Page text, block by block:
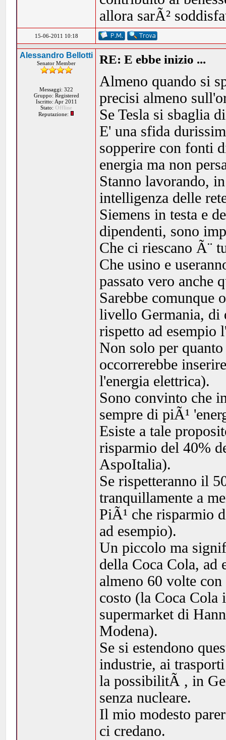
allora sarÃ²
15-06-2011 10:18
Alessandro Bellotti
Senator Member
Messaggi: 322
Gruppo: Registered
Iscritto: Apr 2011
Stato: Offline
Reputazione:
RE: E ebbe inizio ...
Almeno quando si
precisi almeno
Se Tesla si sbaglia
E' una sfida
sopperire con fonti
energia ma non
Stanno lavorando,
intelligenza delle
Siemens in testa e
dipendenti, sono
Che ci riescano Ã¨
Che usino e
passato vero anche
Sarebbe comunque
livello Germania, di
rispetto ad esempio
Non solo per
occorrerebbe
l'energia elettrica).
Sono convinto che
sempre di piÃ¹
Esiste a tale
risparmio del 40%
AspoItalia).
Se rispetteranno il
tranquillamente a
PiÃ¹ che risparmio
ad esempio).
Un piccolo ma
della Coca Cola, ad
almeno 60 volte
costo (la Coca
supermarket di
Modena).
Se si estendono
industrie, ai
la possibilitÃ , in
senza nucleare.
Il mio modesto
ci credano.